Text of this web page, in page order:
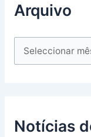
Arquivo
Notícias